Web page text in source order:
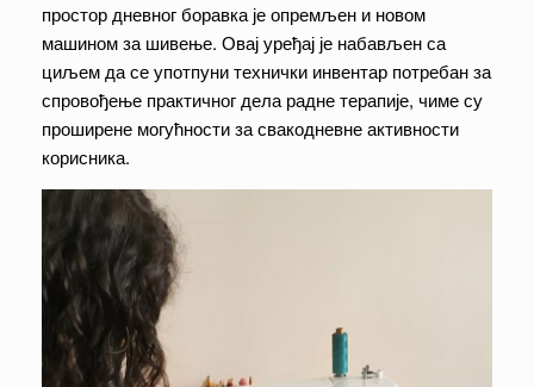
простор дневног боравка је опремљен и новом
машином за шивење. Овај уређај је набављен са
циљем да се употпуни технички инвентар потребан за
спровођење практичног дела радне терапије, чиме су
проширене могућности за свакодневне активности
корисника.